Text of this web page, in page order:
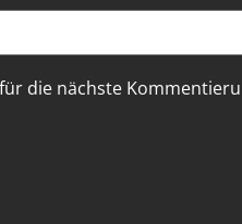
die nächste